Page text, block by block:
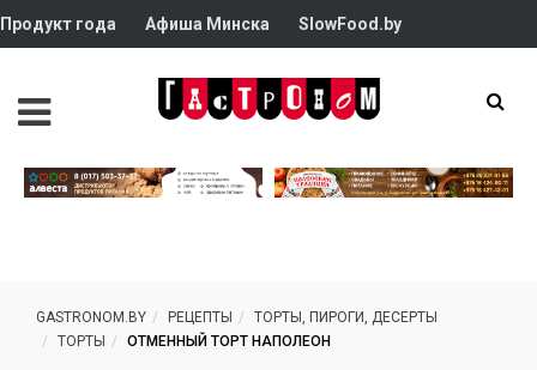
Продукт года Афиша Минска SlowFood.by
GASTRONOM.BY РЕЦЕПТЫ
ТОРТЫ, ПИРОГИ, ДЕСЕРТЫ
ТОРТЫ
ОТМЕННЫЙ ТОРТ НАПОЛЕОН